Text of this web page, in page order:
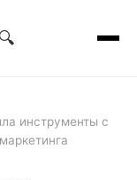
🔍
инструменты с